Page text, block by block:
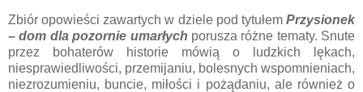
Zbiór opowieści zawartych w dziele pod tytułem Przysionek
– dom dla pozornie umarłych porusza różne tematy. Snute
przez bohaterów historie mówią o ludzkich lękach,
niesprawiedliwości, przemijaniu, bolesnych wspomnieniach,
niezrozumieniu, buncie, miłości i pożądaniu, ale również o